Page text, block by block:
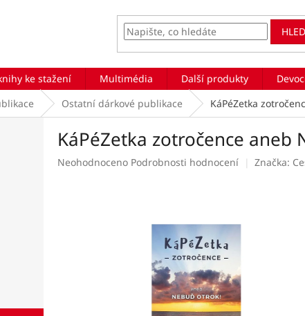
ke stažení Multimédia Další produkty
Ostatní dárkové publikace KáPéZetka
KáPéZetka zotročence aneb
Průměrné
Neohodnoceno Podrobnosti hodnocení Značka: